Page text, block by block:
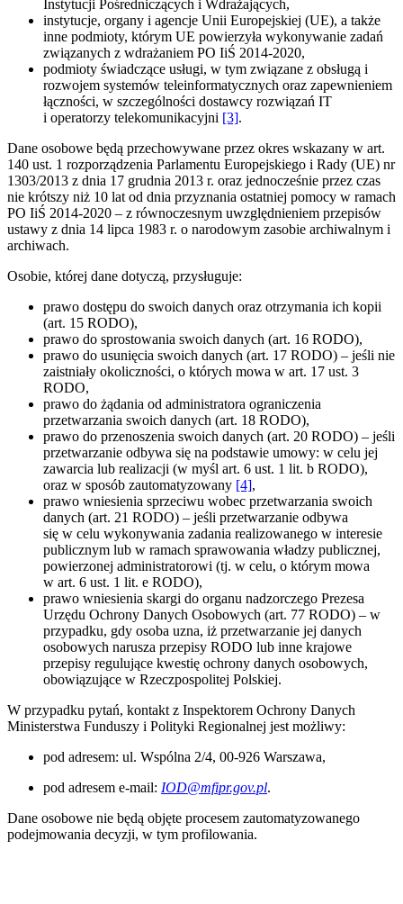
Instytucji Pośredniczących i Wdrażających,
instytucje, organy i agencje Unii Europejskiej (UE), a także
inne podmioty, którym UE powierzyła wykonywanie zadań
związanych z wdrażaniem PO IiŚ 2014-2020,
podmioty świadczące usługi, w tym związane z obsługą i
rozwojem systemów teleinformatycznych oraz zapewnieniem
łączności, w szczególności dostawcy rozwiązań IT
i operatorzy telekomunikacyjni [3].
Dane osobowe będą przechowywane przez okres wskazany w art.
140 ust. 1 rozporządzenia Parlamentu Europejskiego i Rady (UE) nr
1303/2013 z dnia 17 grudnia 2013 r. oraz jednocześnie przez czas
nie krótszy niż 10 lat od dnia przyznania ostatniej pomocy w ramach
PO IiŚ 2014-2020 – z równoczesnym uwzględnieniem przepisów
ustawy z dnia 14 lipca 1983 r. o narodowym zasobie archiwalnym i
archiwach.
Osobie, której dane dotyczą, przysługuje:
prawo dostępu do swoich danych oraz otrzymania ich kopii
(art. 15 RODO),
prawo do sprostowania swoich danych (art. 16 RODO),
prawo do usunięcia swoich danych (art. 17 RODO) – jeśli nie
zaistniały okoliczności, o których mowa w art. 17 ust. 3
RODO,
prawo do żądania od administratora ograniczenia
przetwarzania swoich danych (art. 18 RODO),
prawo do przenoszenia swoich danych (art. 20 RODO) – jeśli
przetwarzanie odbywa się na podstawie umowy: w celu jej
zawarcia lub realizacji (w myśl art. 6 ust. 1 lit. b RODO),
oraz w sposób zautomatyzowany [4],
prawo wniesienia sprzeciwu wobec przetwarzania swoich
danych (art. 21 RODO) – jeśli przetwarzanie odbywa
się w celu wykonywania zadania realizowanego w interesie
publicznym lub w ramach sprawowania władzy publicznej,
powierzonej administratorowi (tj. w celu, o którym mowa
w art. 6 ust. 1 lit. e RODO),
prawo wniesienia skargi do organu nadzorczego Prezesa
Urzędu Ochrony Danych Osobowych (art. 77 RODO) – w
przypadku, gdy osoba uzna, iż przetwarzanie jej danych
osobowych narusza przepisy RODO lub inne krajowe
przepisy regulujące kwestię ochrony danych osobowych,
obowiązujące w Rzeczpospolitej Polskiej.
W przypadku pytań, kontakt z Inspektorem Ochrony Danych
Ministerstwa Funduszy i Polityki Regionalnej jest możliwy:
pod adresem: ul. Wspólna 2/4, 00-926 Warszawa,
pod adresem e-mail: IOD@mfipr.gov.pl.
Dane osobowe nie będą objęte procesem zautomatyzowanego
podejmowania decyzji, w tym profilowania.